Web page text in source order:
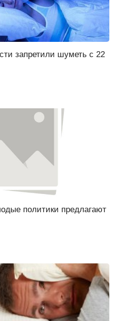
запретили шуметь с 22
политики предлагают